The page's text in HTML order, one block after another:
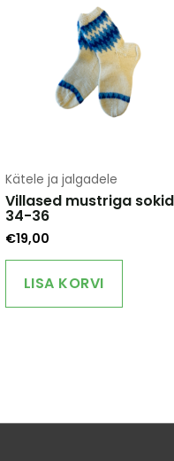
Kätele ja jalgadele
Villased mustriga
34-36
€19,00
LISA KORVI